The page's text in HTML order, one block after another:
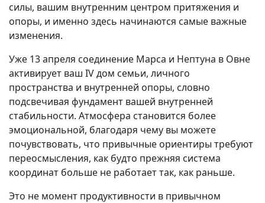
силы, вашим внутренним центром притяжения и
опоры, и именно здесь начинаются самые важные
изменения.
Уже 13 апреля соединение Марса и Нептуна в Овне
активирует ваш IV дом семьи, личного
пространства и внутренней опоры, словно
подсвечивая фундамент вашей внутренней
стабильности. Атмосфера становится более
эмоциональной, благодаря чему вы можете
почувствовать, что привычные ориентиры требуют
переосмысления, как будто прежняя система
координат больше не работает так, как раньше.
Это не момент продуктивности в привычном